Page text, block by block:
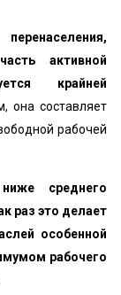
активной
крайней
она составляет
рабочей
среднего
раз это делает
особенной
рабочего